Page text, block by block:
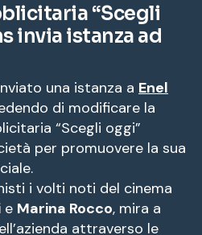
“Scegli
invia istanza ad
una istanza a Enel
di modificare la
“Scegli oggi”
per promuovere la sua
i volti noti del cinema
e Marina Rocco, mira a
attraverso le